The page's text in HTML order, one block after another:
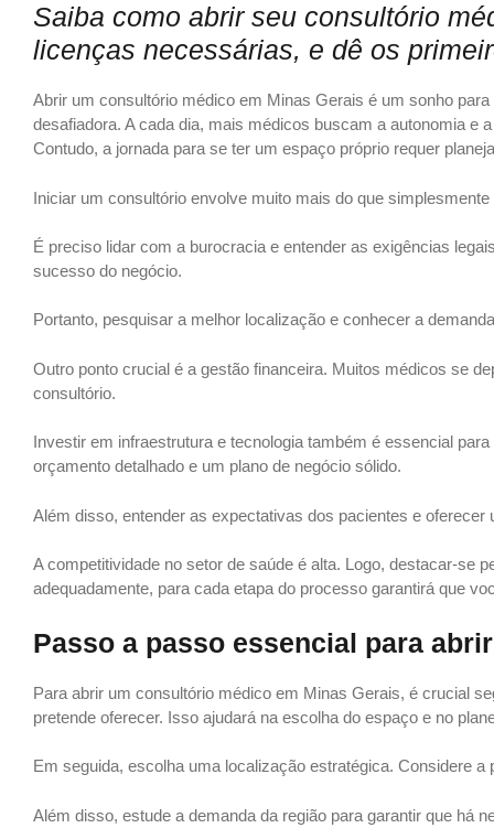
Saiba como abrir seu consultório
licenças necessárias, e dê os
Abrir um consultório médico em Minas Gerais é um sonho
desafiadora. A cada dia, mais médicos buscam a autonomia e
Contudo, a jornada para se ter um espaço próprio requer
Iniciar um consultório envolve muito mais do que
É preciso lidar com a burocracia e entender as exigências
sucesso do negócio.
Portanto, pesquisar a melhor localização e conhecer a
Outro ponto crucial é a gestão financeira. Muitos médicos se
consultório.
Investir em infraestrutura e tecnologia também é essencial
orçamento detalhado e um plano de negócio sólido.
Além disso, entender as expectativas dos pacientes e
A competitividade no setor de saúde é alta. Logo, destacar-se
adequadamente, para cada etapa do processo garantirá que
Passo a passo essencial para
Para abrir um consultório médico em Minas Gerais, é crucial
pretende oferecer. Isso ajudará na escolha do espaço e no
Em seguida, escolha uma localização estratégica. Considere
Além disso, estude a demanda da região para garantir que há